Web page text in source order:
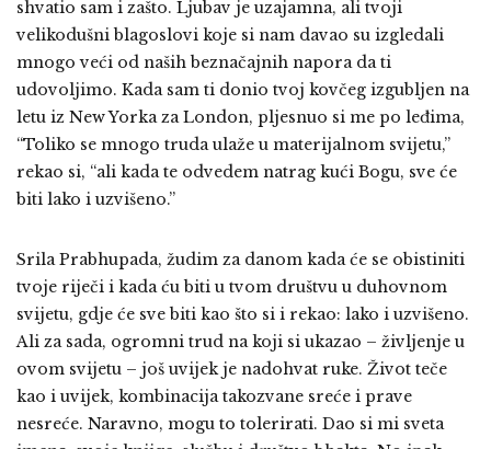
shvatio sam i zašto. Ljubav je uzajamna, ali tvoji
velikodušni blagoslovi koje si nam davao su izgledali
mnogo veći od naših beznačajnih napora da ti
udovoljimo. Kada sam ti donio tvoj kovčeg izgubljen na
letu iz New Yorka za London, pljesnuo si me po leđima,
“Toliko se mnogo truda ulaže u materijalnom svijetu,”
rekao si, “ali kada te odvedem natrag kući Bogu, sve će
biti lako i uzvišeno.”
Srila Prabhupada, žudim za danom kada će se obistiniti
tvoje riječi i kada ću biti u tvom društvu u duhovnom
svijetu, gdje će sve biti kao što si i rekao: lako i uzvišeno.
Ali za sada, ogromni trud na koji si ukazao – življenje u
ovom svijetu – još uvijek je nadohvat ruke. Život teče
kao i uvijek, kombinacija takozvane sreće i prave
nesreće. Naravno, mogu to tolerirati. Dao si mi sveta